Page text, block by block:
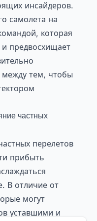
инсайдеров.
самолета на
которая
предвосхищает
тем, чтобы
частных
перелетов
прибыть
В отличие от
могут
уставшими и